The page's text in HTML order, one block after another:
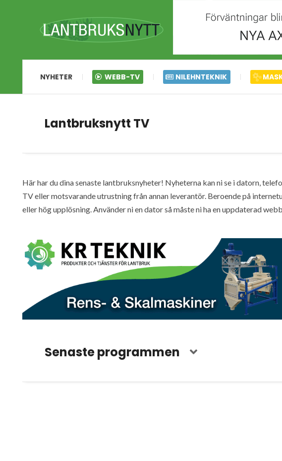
NYHETER WEBB-TV NILEHNTEKNIK
Lantbruksnytt TV
Här har du dina senaste lantbruksnyheter! Nyheterna kan ni se i datorn,
TV eller motsvarande utrustning från annan leverantör. Beroende på
eller hög upplösning. Använder ni en dator så måste ni ha en uppdaterad
Senaste programmen